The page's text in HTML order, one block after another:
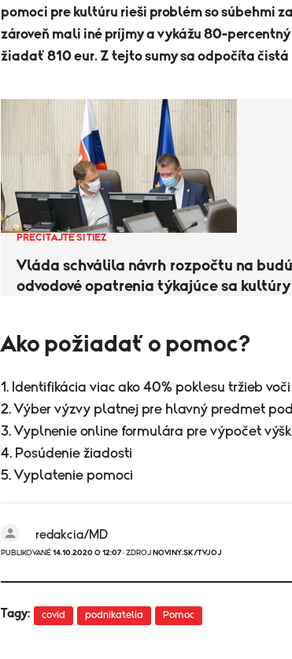
pomoci pre kultúru rieši problém so súbehmi
zároveň mali iné príjmy a vykážu 80-
žiadať 810 eur. Z tejto sumy sa odpočíta čistá
PREČÍTAJTE SI TIEŽ
Vláda schválila návrh rozpočtu na
odvodové opatrenia týkajúce sa kultúry
Ako požiadať o pomoc?
1. Identifikácia viac ako 40% poklesu tržieb
2. Výber výzvy platnej pre hlavný predmet
3. Vyplnenie online formulára pre výpočet
4. Posúdenie žiadosti
5. Vyplatenie pomoci
redakcia/MD
PUBLIKOVANÉ 14.10.2020 O 12:07 · ZDROJ NOVINY.SK/TVJOJ
Tagy: covid podnikatelia Pomoc